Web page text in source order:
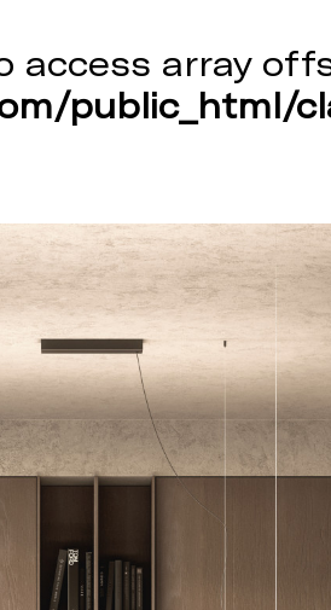
access array
public_html/